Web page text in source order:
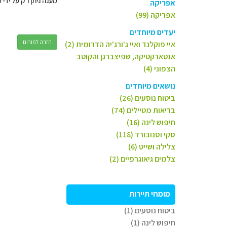
אפריקה
אפריקה (99)
יעדים מיוחדים
איי פוקלנד ואיי ג'ורג'יה הדרומית (2)
אנטארקטיקה, שפיצברגן והקוטב
הצפוני (4)
נושאים מיוחדים
ביטוח נוסעים (26)
בריאות מטיילים (74)
חיפוש לינה (16)
סקי וסנובורד (118)
צלילה ושייט (6)
צלמים גיאוגרפיים (2)
מומחי תיירות
ביטוח נוסעים (1)
חיפוש לינה (1)
חזרה לפורום